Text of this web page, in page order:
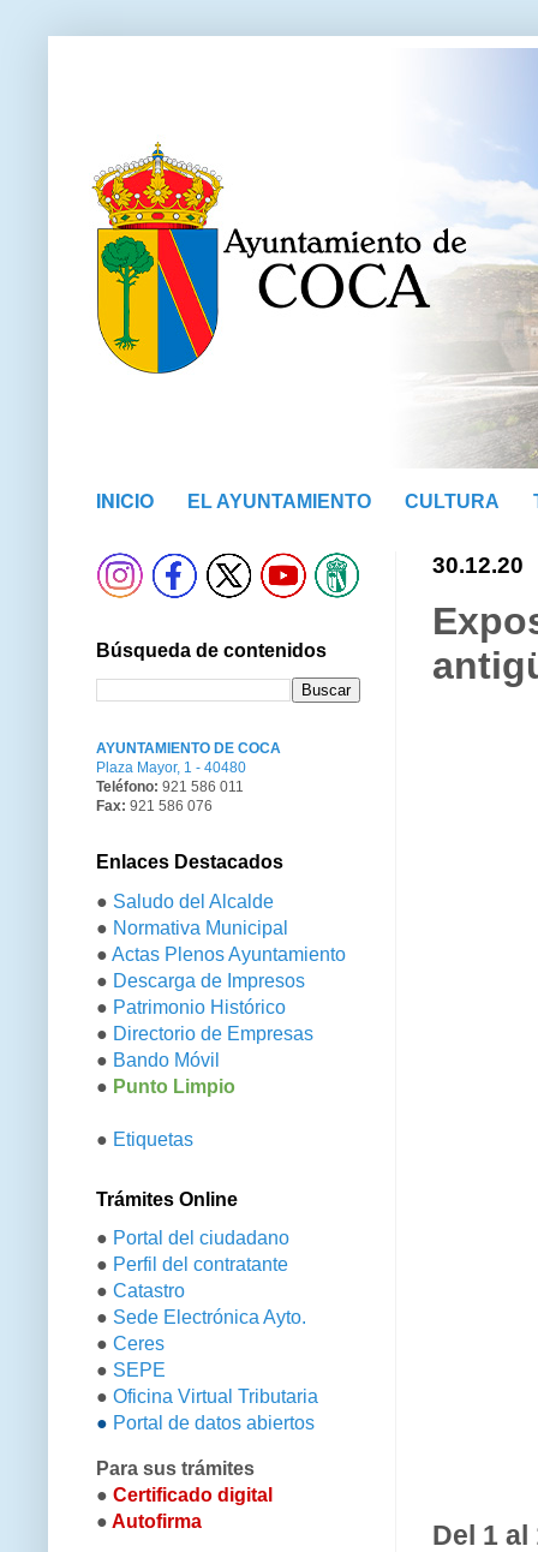
INICIO EL AYUNTAMIENTO CULTURA
30.12.20
Del 1 al
Búsqueda de contenidos
AYUNTAMIENTO DE COCA
Plaza Mayor, 1 - 40480
Teléfono: 921 586 011
Fax: 921 586 076
Enlaces Destacados
● Saludo del Alcalde
● Normativa Municipal
● Actas Plenos Ayuntamiento
● Descarga de Impresos
● Patrimonio Histórico
● Directorio de Empresas
● Bando Móvil
● Punto Limpio
● Etiquetas
Trámites Online
● Portal del ciudadano
● Perfil del contratante
● Catastro
● Sede Electrónica Ayto.
● Ceres
● SEPE
● Oficina Virtual Tributaria
● Portal de datos abiertos
Para sus trámites
● Certificado digital
● Autofirma